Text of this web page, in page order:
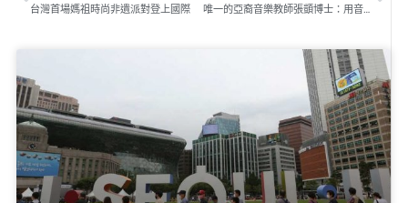
台灣首場媽祖時尚非遺派對登上國際